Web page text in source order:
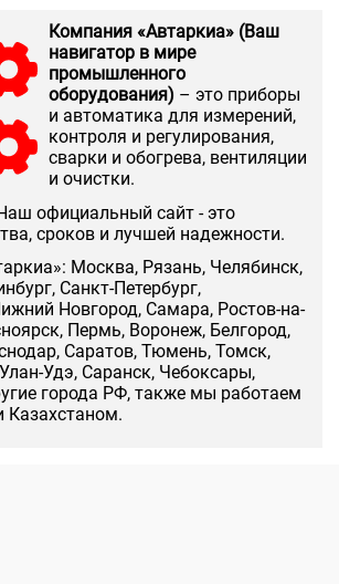
Компания «Автаркиа» (Ваш
навигатор в мире
промышленного
оборудования) – это приборы
и автоматика для измерений,
контроля и регулирования,
сварки и обогрева, вентиляции
и очистки.
официальный сайт - это
сроков и лучшей надежности.
Москва, Рязань, Челябинск,
Санкт-Петербург,
Новгород, Самара, Ростов-на-
Пермь, Воронеж, Белгород,
Саратов, Тюмень, Томск,
Удэ, Саранск, Чебоксары,
города РФ, также мы работаем
Казахстаном.